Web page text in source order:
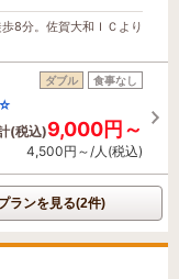
8分。佐賀大和ＩＣより
ダブル 食事なし
(税込)9,000円～
4,500円～/人(税込)
ランを見る(2件)